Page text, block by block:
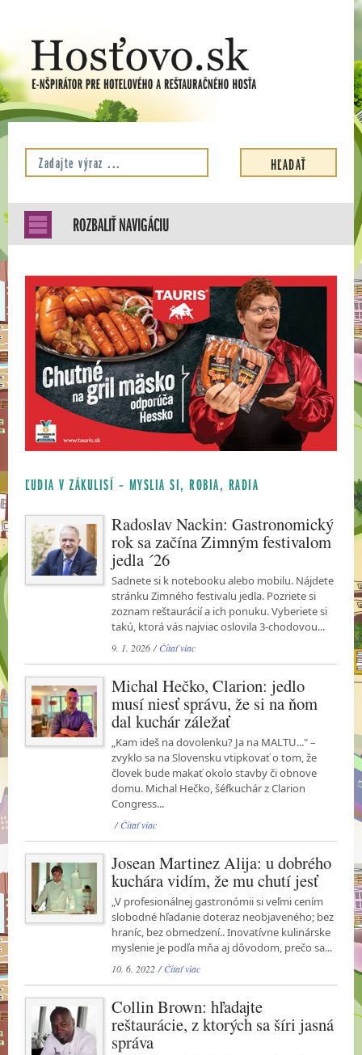
ROZBALIŤ NAVIGÁCIU
ĽUDIA V ZÁKULISÍ – MYSLIA SI, ROBIA, RADIA
Radoslav Nackin: Gastronomický
rok sa začína Zimným festivalom
jedla ´26
Sadnete si k notebooku alebo mobilu. Nájdete
stránku Zimného festivalu jedla. Pozriete si
zoznam reštaurácií a ich ponuku. Vyberiete si
takú, ktorá vás najviac oslovila 3-chodovou...
9. 1. 2026 /Čítať viac
Michal Hečko, Clarion: jedlo
musí niesť správu, že si na ňom
dal kuchár záležať
„Kam ideš na dovolenku? Ja na MALTU..." –
zvyklo sa na Slovensku vtipkovať o tom, že
človek bude makať okolo stavby či obnove
domu. Michal Hečko, šéfkuchár z Clarion
Congress...
/Čítať viac
Josean Martinez Alija: u dobrého
kuchára vidím, že mu chutí jesť
„V profesionálnej gastronómii si veľmi cením
slobodné hľadanie doteraz neobjaveného; bez
hraníc, bez obmedzení.. Inovatívne kulinárske
myslenie je podľa mňa aj dôvodom, prečo sa...
10. 6. 2022 /Čítať viac
Collin Brown: hľadajte
reštaurácie, z ktorých sa šíri jasná
správa